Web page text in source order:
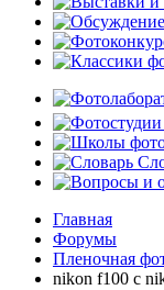
Главная
Форумы
Пленочная
nikon f100 c